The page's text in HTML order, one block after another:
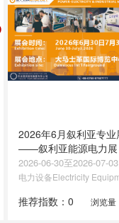
2026年6月叙利亚专业
——叙利亚能源电力展
2026-06-30至2026-07-03
电力设备Electricity
推荐指数：0 浏览量